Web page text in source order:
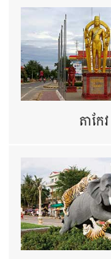
តាកែវ